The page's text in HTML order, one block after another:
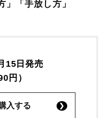
「手放し方」
15日発売
円）
入する